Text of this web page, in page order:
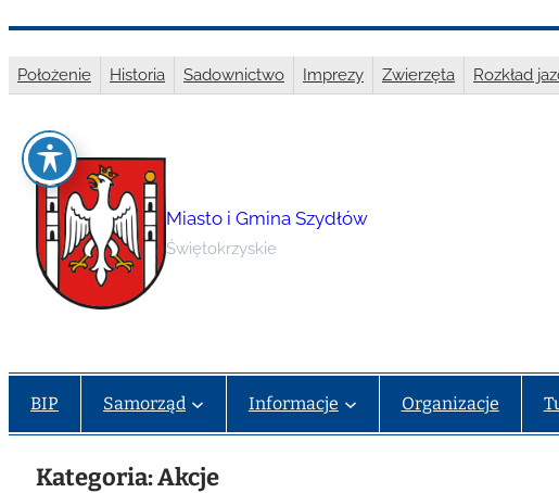
do
Położenie Historia Sadownictwo Imprezy Zwierzęta Rozkład
Miasto i Gmina Szydłów
Świętokrzyskie
BIP Samorząd Informacje Organizacje
Kategoria:Akcje